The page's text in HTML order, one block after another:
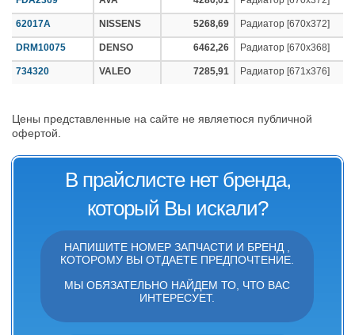
62017A NISSENS 5268,69 Радиатор [670x372]
DRM10075 DENSO 6462,26 Радиатор [670x368]
734320 VALEO 7285,91 Радиатор [671x376]
Цены представленные на сайте не являетюся публичной
офертой.
В прайслисте нет бренда,
который Вы искали?
НАПИШИТЕ НОМЕР ЗАПЧАСТИ И БРЕНД ,
КОТОРОМУ ВЫ ОТДАЕТЕ ПРЕДПОЧТЕНИЕ.
МЫ ОБЯЗАТЕЛЬНО НАЙДЕМ ТО, ЧТО ВАС
ИНТЕРЕСУЕТ.